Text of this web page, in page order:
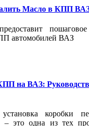
Масло в КПП
автомобилей ВАЗ
на ВАЗ:
коробки
– это одна из тех